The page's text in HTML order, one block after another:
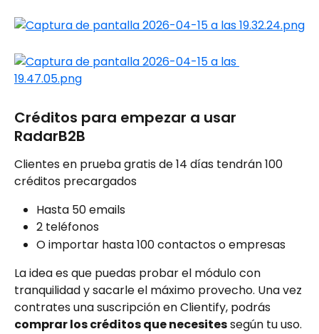
Créditos para empezar a usar
RadarB2B
Clientes en prueba gratis de 14 días tendrán 100
créditos precargados
Hasta 50 emails
2 teléfonos
O importar hasta 100 contactos o empresas
La idea es que puedas probar el módulo con
tranquilidad y sacarle el máximo provecho. Una vez
contrates una suscripción en Clientify, podrás
comprar los créditos que necesites según tu uso.